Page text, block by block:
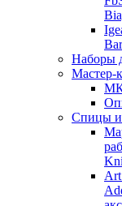
Наборы
Мастер-
Спицы и